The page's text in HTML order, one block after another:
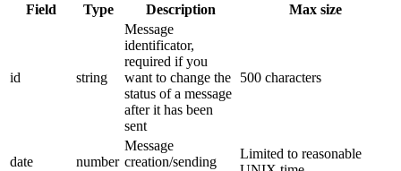
Field Type Description Max size
id string
Message
identificator,
required if you
want to change the
status of a message
after it has been
sent
500 characters
date number
Message
creation/sending
Limited to reasonable